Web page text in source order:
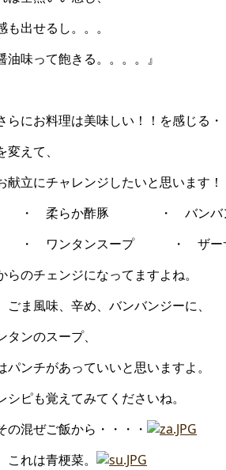
出せるし。。。
油味って飽きる。。。。』
らにお料理は美味しい！！を感じる・
えて、
献立にチャレンジしたいと思います！
豚 ・ バンバンジ
スープ ・ ザーサイ
のチェンジになってますよね。
ま風味、辛め、バンバンジーに、
ンのスープ、
ンチがあっていいと思いますよ。
ピも覚えてみてくださいね。
の混ぜご飯から・・・・
れは青梗菜。